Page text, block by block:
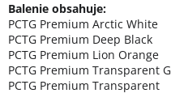
Balenie obsahuje:
PCTG Premium Arctic White
PCTG Premium Deep Black
PCTG Premium Lion Orange
PCTG Premium Transparent
PCTG Premium Transparent